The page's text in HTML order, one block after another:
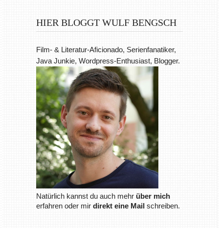
HIER BLOGGT WULF BENGSCH
Film- & Literatur-Aficionado, Serienfanatiker,
Java Junkie, Wordpress-Enthusiast, Blogger.
Natürlich kannst du auch mehr über mich
erfahren oder mir direkt eine Mail schreiben.